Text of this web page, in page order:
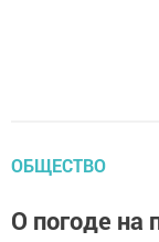
ОБЩЕСТВО
О погоде